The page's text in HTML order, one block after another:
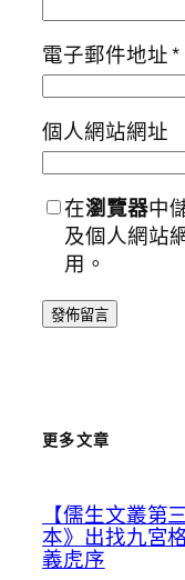
電子郵件地址*
個人網站網址
在瀏覽器中
及個人網站
用。
更多文章
【儒生文叢第
本》出找九宮
義虎序